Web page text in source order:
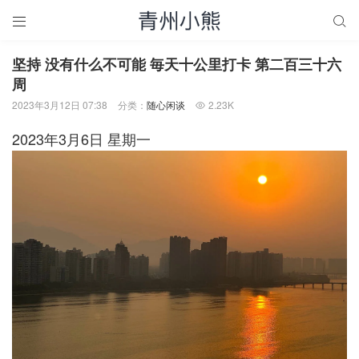
 
坚持 没有什么不可能 毎天十公里打卡 第二百三十六
周
2023年3月12日 07:38 分类： 随心闲谈  2.23K
2023年3月6日 星期一